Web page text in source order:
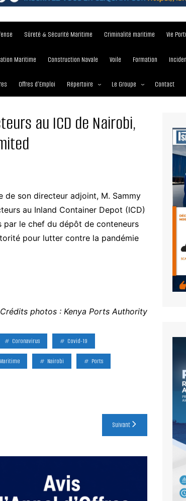
Sûreté & Sécurité Maritime Criminalité maritime Vie
Maritime Construction Navale Voile Formation
Offres d’Emploi Répertoire
Écoles maritimes
Le Groupe
Nos Services
Media Partner 2019 – 2023
Maritimafrica Awards
Contact
au ICD de Nairobi,
de son directeur adjoint, M. Sammy
au Inland Container Depot (ICD)
le chef du dépôt de conteneurs
pour lutter contre la pandémie
photos : Kenya Ports Authority
Coronavirus Covid-19
Maritime Nairobi Ports
Suivant